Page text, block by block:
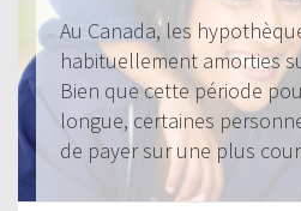
Au Canada, les
habituellement amorties
Bien que cette période
longue, certaines
de payer sur une plus